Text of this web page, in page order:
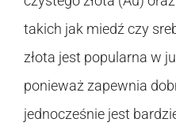
takich jak miedź czy
złota jest popularna w
ponieważ zapewnia
jednocześnie jest